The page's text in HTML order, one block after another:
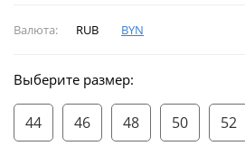
Валюта: RUB BYN
Выберите размер:
44 46 48 50 52